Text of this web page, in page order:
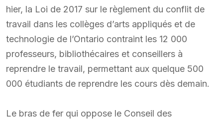
hier, la Loi de 2017 sur le règlement du conflit de
travail dans les collèges d’arts appliqués et de
technologie de l’Ontario contraint les 12 000
professeurs, bibliothécaires et conseillers à
reprendre le travail, permettant aux quelque 500
000 étudiants de reprendre les cours dès demain.
Le bras de fer qui oppose le Conseil des